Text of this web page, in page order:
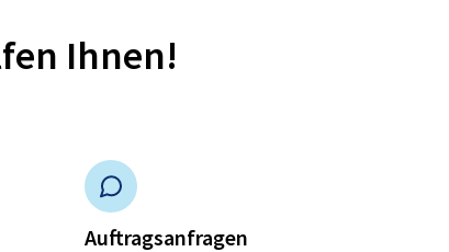
Ihnen!
Auftragsanfragen